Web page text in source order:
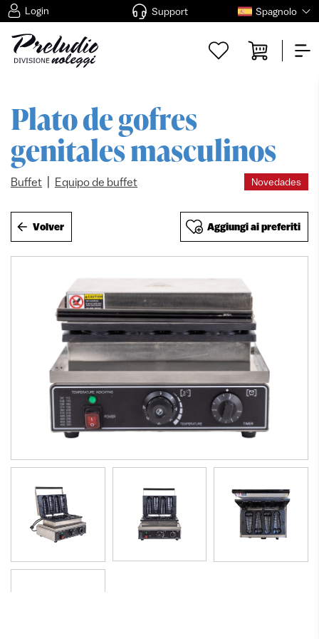
Login Support Spagnolo
Plato de gofres
genitales masculinos
Buffet Equipo de buffet Novedades
Volver Aggiungi ai preferiti